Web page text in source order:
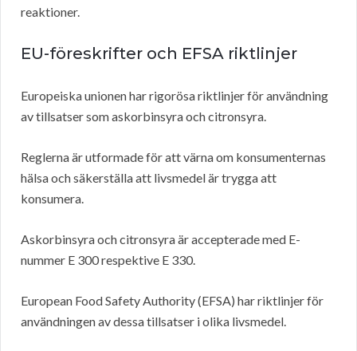
reaktioner.
EU-föreskrifter och EFSA riktlinjer
Europeiska unionen har rigorösa riktlinjer för användning
av tillsatser som askorbinsyra och citronsyra.
Reglerna är utformade för att värna om konsumenternas
hälsa och säkerställa att livsmedel är trygga att
konsumera.
Askorbinsyra och citronsyra är accepterade med E-
nummer E 300 respektive E 330.
European Food Safety Authority (EFSA) har riktlinjer för
användningen av dessa tillsatser i olika livsmedel.